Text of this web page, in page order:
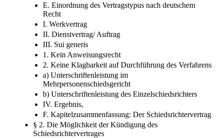
E. Einordnung des Vertragstypus nach deutschem
Recht
I. Werkvertrag
II. Dienstvertrag/ Auftrag
III. Sui generis
1. Kein Anweisungsrecht
2. Keine Klagbarkeit auf Durchführung des Verfahrens
a) Unterschriftenleistung im
Mehrpersonenschiedsgericht
b) Unterschriftenleistung des Einzelschiedsrichters
IV. Ergebnis,
F. Kapitelzusammenfassung: Der Schiedsrichtervertrag
§ 2. Die Möglichkeit der Kündigung des
Schiedsrichtervertrages